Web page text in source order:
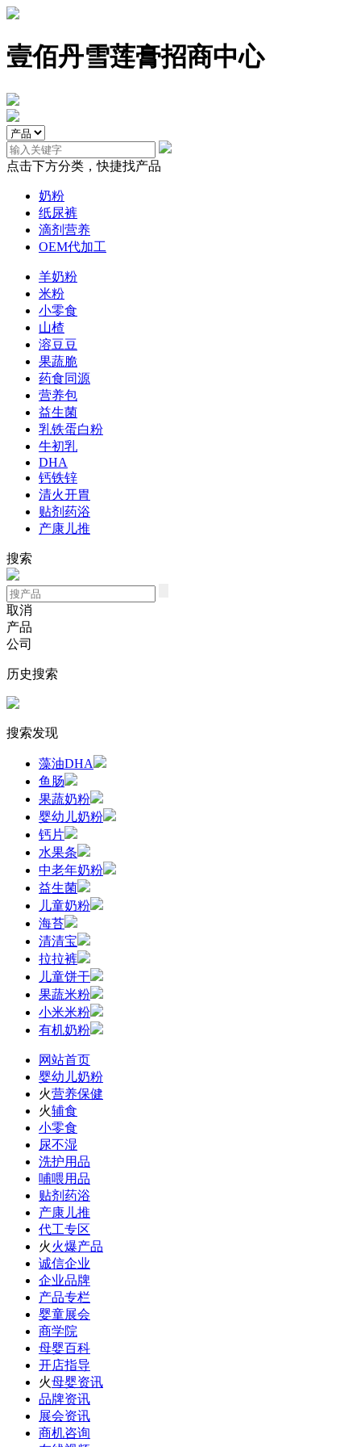
壹佰丹雪莲膏招商中心
点击下方分类，快捷找产品
奶粉
纸尿裤
滴剂营养
OEM代加工
羊奶粉
米粉
小零食
山楂
溶豆豆
果蔬脆
药食同源
营养包
益生菌
乳铁蛋白粉
牛初乳
DHA
钙铁锌
清火开胃
贴剂药浴
产康儿推
搜索
取消
产品
公司
历史搜索
搜索发现
藻油DHA
鱼肠
果蔬奶粉
婴幼儿奶粉
钙片
水果条
中老年奶粉
益生菌
儿童奶粉
海苔
清清宝
拉拉裤
儿童饼干
果蔬米粉
小米米粉
有机奶粉
网站首页
婴幼儿奶粉
火营养保健
火辅食
小零食
尿不湿
洗护用品
哺喂用品
贴剂药浴
产康儿推
代工专区
火火爆产品
诚信企业
企业品牌
产品专栏
婴童展会
商学院
母婴百科
开店指导
火母婴资讯
品牌资讯
展会资讯
商机咨询